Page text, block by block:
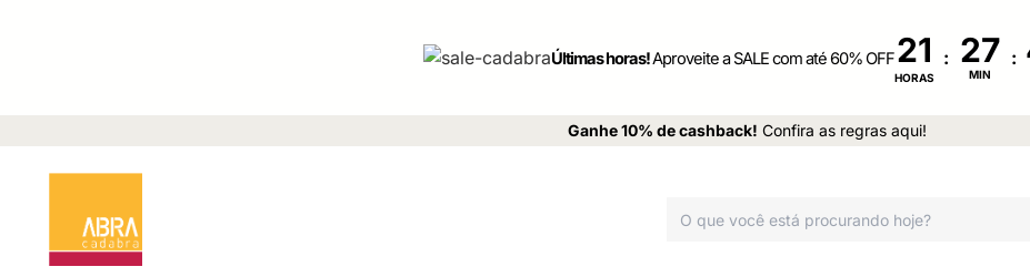
Últimas horas!Aproveite a SALE com até 60% OFF21
HORAS
:
MIN
:
Ganhe 10% de cashback! Confira as regras aqui!